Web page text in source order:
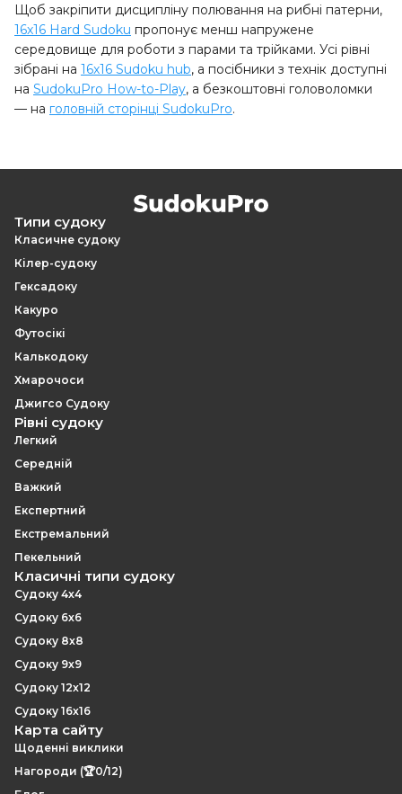
Щоб закріпити дисципліну полювання на рибні патерни,
16x16 Hard Sudoku пропонує менш напружене
середовище для роботи з парами та трійками. Усі рівні
зібрані на 16x16 Sudoku hub, а посібники з технік доступні
на SudokuPro How-to-Play, а безкоштовні головоломки
— на головній сторінці SudokuPro.
Типи судоку
Класичне судоку
Кілер-судоку
Гексадоку
Какуро
Футосікі
Калькодоку
Хмарочоси
Джигсо Судоку
Рівні судоку
Легкий
Середній
Важкий
Експертний
Екстремальний
Пекельний
Класичні типи судоку
Судоку 4x4
Судоку 6x6
Судоку 8x8
Судоку 9x9
Судоку 12x12
Судоку 16x16
Карта сайту
Щоденні виклики
Нагороди (🏆0/12)